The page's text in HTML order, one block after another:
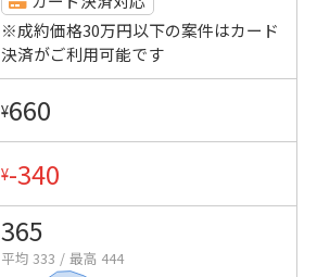
※成約価格30万円以下の案件はカード
決済がご利用可能です
¥660
¥-340
365
平均 333 / 最高 444